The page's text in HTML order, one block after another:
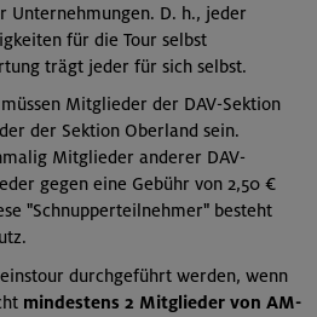
Unternehmungen. D. h., jeder
für die Tour selbst
trägt jeder für sich selbst.
Mitglieder der DAV-Sektion
der Sektion Oberland sein.
Mitglieder anderer DAV-
gegen eine Gebühr von 2,50 €
"Schnupperteilnehmer" besteht
durchgeführt werden, wenn
mindestens 2 Mitglieder von AM-